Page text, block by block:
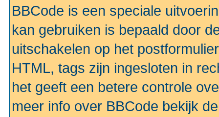
BBCode is een speciale
kan gebruiken is bepaald door
uitschakelen op het
HTML, tags zijn ingesloten in
het geeft een betere controle
meer info over BBCode bekijk